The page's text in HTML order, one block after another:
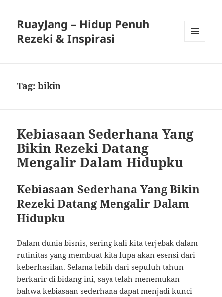
RuayJang – Hidup Penuh
Rezeki & Inspirasi
Tag:bikin
Kebiasaan Sederhana Yang
Bikin Rezeki Datang
Mengalir Dalam Hidupku
Kebiasaan Sederhana Yang Bikin
Rezeki Datang Mengalir Dalam
Hidupku
Dalam dunia bisnis, sering kali kita terjebak dalam
rutinitas yang membuat kita lupa akan esensi dari
keberhasilan. Selama lebih dari sepuluh tahun
berkarir di bidang ini, saya telah menemukan
bahwa kebiasaan sederhana dapat menjadi kunci